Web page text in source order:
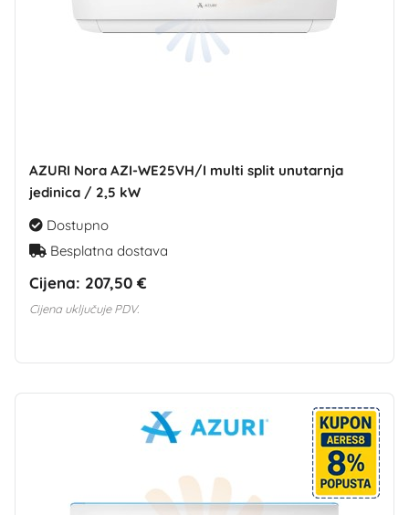
AZURI Nora AZI-WE25VH/I multi split unutarnja
jedinica / 2,5 kW
Dostupno
Besplatna dostava
Cijena: 207,50 €
Cijena uključuje PDV.